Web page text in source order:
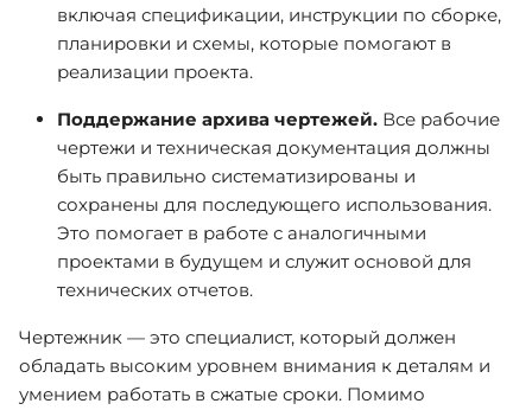
включая спецификации, инструкции по сборке,
планировки и схемы, которые помогают в
реализации проекта.
Поддержание архива чертежей. Все рабочие
чертежи и техническая документация должны
быть правильно систематизированы и
сохранены для последующего использования.
Это помогает в работе с аналогичными
проектами в будущем и служит основой для
технических отчетов.
Чертежник — это специалист, который должен
обладать высоким уровнем внимания к деталям и
умением работать в сжатые сроки. Помимо